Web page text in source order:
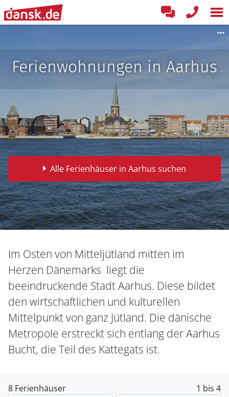
Ferienwohnungen in Aarhus
Alle Ferienhäuser in Aarhus suchen
Im Osten von Mitteljütland mitten im
Herzen Dänemarks liegt die
beeindruckende Stadt Aarhus. Diese bildet
den wirtschaftlichen und kulturellen
Mittelpunkt von ganz Jütland. Die dänische
Metropole erstreckt sich entlang der Aarhus
Bucht, die Teil des Kattegats ist.
8 Ferienhäuser 1 bis 4